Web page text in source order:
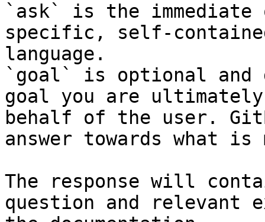
`ask` is the
specific, self-
language.
`goal` is optional and
goal you are
behalf of the user.
answer towards what
The response will
question and relevant